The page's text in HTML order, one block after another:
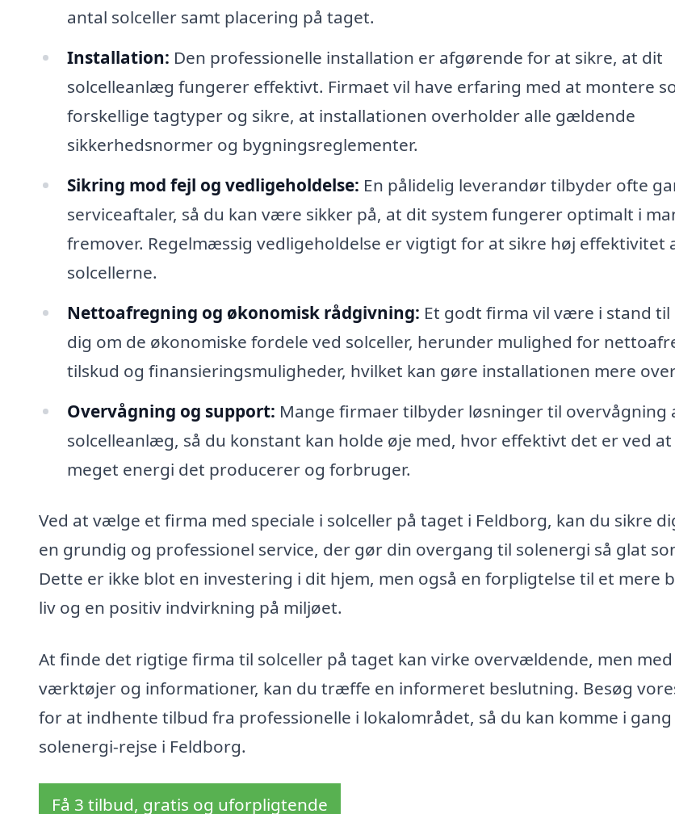
antal solceller samt placering på taget.
Installation: Den professionelle installation er afgørende for at sikre, at dit
solcelleanlæg fungerer effektivt. Firmaet vil have erfaring med at montere
forskellige tagtyper og sikre, at installationen overholder alle gældende
sikkerhedsnormer og bygningsreglementer.
Sikring mod fejl og vedligeholdelse: En pålidelig leverandør tilbyder ofte
serviceaftaler, så du kan være sikker på, at dit system fungerer optimalt i
fremover. Regelmæssig vedligeholdelse er vigtigt for at sikre høj effektivitet
solcellerne.
Nettoafregning og økonomisk rådgivning: Et godt firma vil være i stand til
dig om de økonomiske fordele ved solceller, herunder mulighed for
tilskud og finansieringsmuligheder, hvilket kan gøre installationen mere
Overvågning og support: Mange firmaer tilbyder løsninger til overvågning
solcelleanlæg, så du konstant kan holde øje med, hvor effektivt det er ved
meget energi det producerer og forbruger.
Ved at vælge et firma med speciale i solceller på taget i Feldborg, kan du sikre
en grundig og professionel service, der gør din overgang til solenergi så glat
Dette er ikke blot en investering i dit hjem, men også en forpligtelse til et mere
liv og en positiv indvirkning på miljøet.
At finde det rigtige firma til solceller på taget kan virke overvældende, men
værktøjer og informationer, kan du træffe en informeret beslutning. Besøg
for at indhente tilbud fra professionelle i lokalområdet, så du kan komme i
solenergi-rejse i Feldborg.
Få 3 tilbud, gratis og uforpligtende